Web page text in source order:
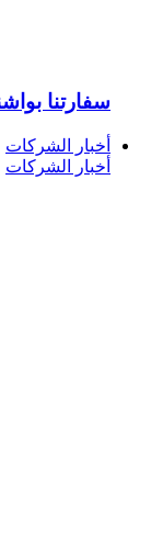
سفارتنا
أخبار الشركات
أخبار الشركات